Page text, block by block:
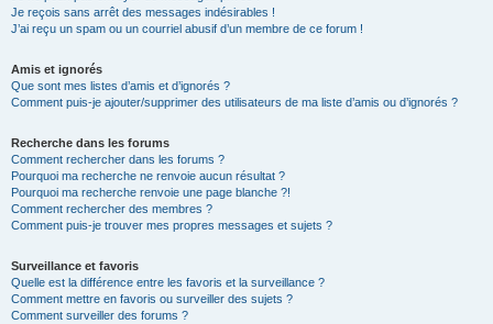
Je reçois sans arrêt des messages indésirables !
J’ai reçu un spam ou un courriel abusif d’un membre de ce forum !
Amis et ignorés
Que sont mes listes d’amis et d’ignorés ?
Comment puis-je ajouter/supprimer des utilisateurs de ma liste d’amis ou d’ignorés ?
Recherche dans les forums
Comment rechercher dans les forums ?
Pourquoi ma recherche ne renvoie aucun résultat ?
Pourquoi ma recherche renvoie une page blanche ?!
Comment rechercher des membres ?
Comment puis-je trouver mes propres messages et sujets ?
Surveillance et favoris
Quelle est la différence entre les favoris et la surveillance ?
Comment mettre en favoris ou surveiller des sujets ?
Comment surveiller des forums ?